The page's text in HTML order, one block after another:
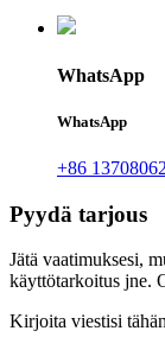
WhatsApp
WhatsApp
+86
Pyydä tarjous
Jätä vaatimuksesi,
käyttötarkoitus jne.
Kirjoita viestisi